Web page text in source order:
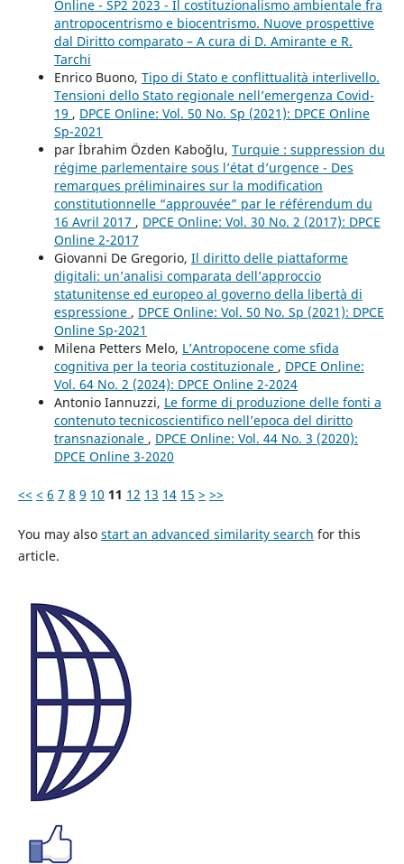
Online - SP2 2023 - Il costituzionalismo ambientale fra
antropocentrismo e biocentrismo. Nuove prospettive
dal Diritto comparato – A cura di D. Amirante e R.
Tarchi
Enrico Buono, Tipo di Stato e conflittualità interlivello.
Tensioni dello Stato regionale nell’emergenza Covid-
19 , DPCE Online: Vol. 50 No. Sp (2021): DPCE Online
Sp-2021
par İbrahim Özden Kaboğlu, Turquie : suppression du
régime parlementaire sous l’état d’urgence - Des
remarques préliminaires sur la modification
constitutionnelle “approuvée” par le référendum du
16 Avril 2017 , DPCE Online: Vol. 30 No. 2 (2017): DPCE
Online 2-2017
Giovanni De Gregorio, Il diritto delle piattaforme
digitali: un’analisi comparata dell’approccio
statunitense ed europeo al governo della libertà di
espressione , DPCE Online: Vol. 50 No. Sp (2021): DPCE
Online Sp-2021
Milena Petters Melo, L’Antropocene come sfida
cognitiva per la teoria costituzionale , DPCE Online:
Vol. 64 No. 2 (2024): DPCE Online 2-2024
Antonio Iannuzzi, Le forme di produzione delle fonti a
contenuto tecnicoscientifico nell’epoca del diritto
transnazionale , DPCE Online: Vol. 44 No. 3 (2020):
DPCE Online 3-2020
<< < 6 7 8 9 10 11 12 13 14 15 > >>
You may also start an advanced similarity search for this
article.